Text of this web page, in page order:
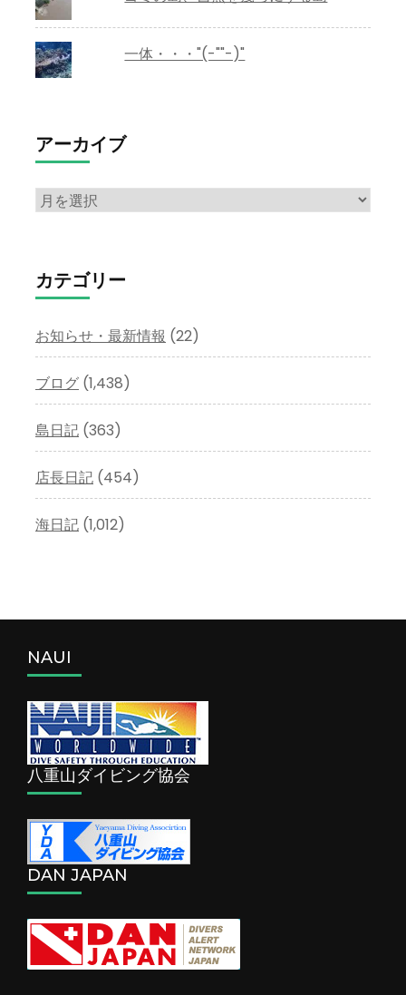
一体・・・"(-""-)"
アーカイブ
ア
イ
ブ
カテゴリー
お知らせ・最新情報 (22)
ブログ (1,438)
島日記 (363)
店長日記 (454)
海日記 (1,012)
NAUI
八重山ダイビング協会
DAN JAPAN